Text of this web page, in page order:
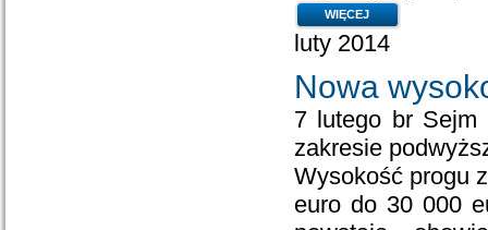
WIĘCEJ
luty 2014
Nowa
7 lutego br Sejm
zakresie
Wysokość progu
euro do 30 000